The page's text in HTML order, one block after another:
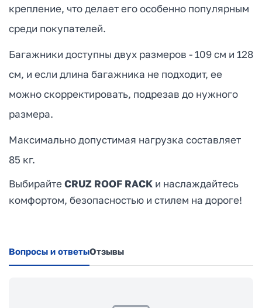
крепление, что делает его особенно популярным
среди покупателей.
Багажники доступны двух размеров - 109 см и 128
см, и если длина багажника не подходит, ее
можно скорректировать, подрезав до нужного
размера.
Максимально допустимая нагрузка составляет
85 кг.
Выбирайте CRUZ ROOF RACK и наслаждайтесь
комфортом, безопасностью и стилем на дороге!
Вопросы и ответыОтзывы